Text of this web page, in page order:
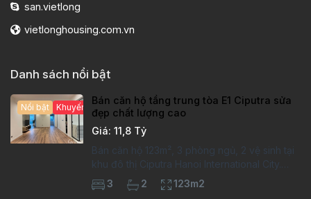
san.vietlong
vietlonghousing.com.vn
Danh sách nổi bật
Nổi bật Khuyến mại hấp dẫn
Bán căn hộ tầng trung tòa E1 Ciputra sửa
đẹp chất lượng cao
Giá: 11,8 Tỷ
Bán căn hộ 123m², 3 phòng ngủ, 2 vệ sinh tại
khu đô thị Ciputra Hanoi International City.
Căn hộ đã sửa mới kỹ, chất lượng cao, sàn
gỗ, bếp hiện đại, không gian thoáng sáng.
3 2 123m2